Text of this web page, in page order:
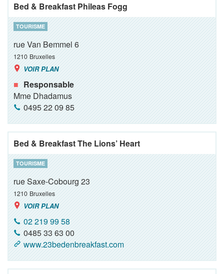
Bed & Breakfast Phileas Fogg
TOURISME
rue Van Bemmel 6
1210 Bruxelles
VOIR PLAN
Responsable
Mme Dhadamus
0495 22 09 85
Bed & Breakfast The Lions’ Heart
TOURISME
rue Saxe-Cobourg 23
1210 Bruxelles
VOIR PLAN
02 219 99 58
0485 33 63 00
www.23bedenbreakfast.com